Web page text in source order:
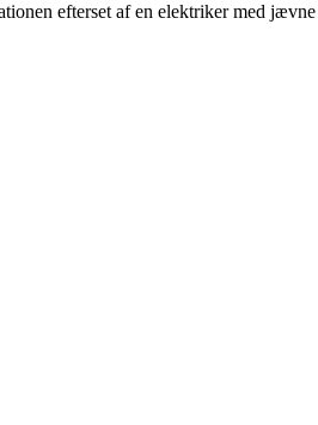
efterset af en elektriker med